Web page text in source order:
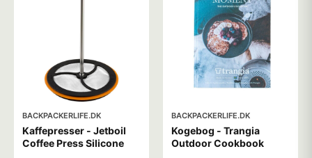
BACKPACKERLIFE.DK
Kaffepresser - Jetboil
Coffee Press Silicone
BACKPACKERLIFE.DK
Kogebog - Trangia
Outdoor Cookbook